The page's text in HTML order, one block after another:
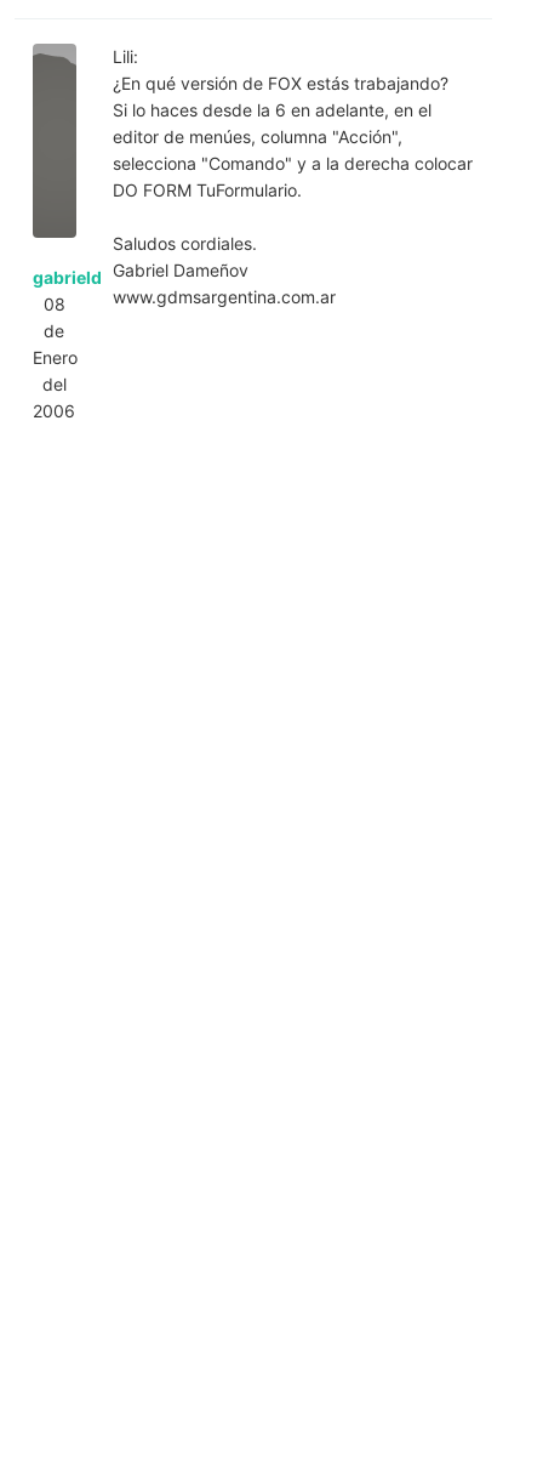
gabrield
08
de
Enero
del
2006
Lili:
¿En qué versión de FOX estás trabajando?
Si lo haces desde la 6 en adelante, en el
editor de menúes, columna "Acción",
selecciona "Comando" y a la derecha colocar
DO FORM TuFormulario.
Saludos cordiales.
Gabriel Dameñov
www.gdmsargentina.com.ar